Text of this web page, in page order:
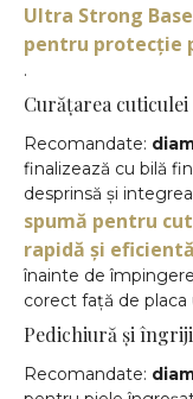
Ultra Strong
pentru protecție
.
Curățarea cuticulei
Recomandate:
finalizează cu bilă
desprinsă și
spumă pentru
rapidă și eficientă
înainte de
corect față de
Pedichiură și
Recomandate: